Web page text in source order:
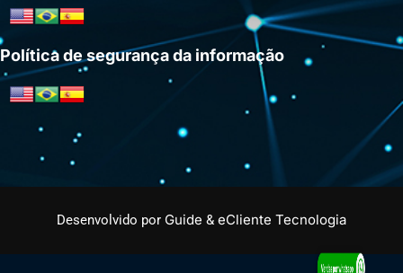
Política de segurança da informação
Desenvolvido por Guide & eCliente Tecnologia